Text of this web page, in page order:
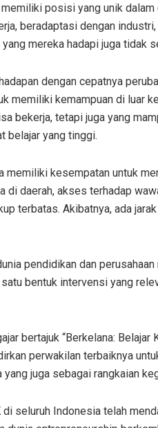
posisi yang unik
beradaptasi dengan
yang mereka hadapi juga tidak
dengan cepatnya
memiliki kemampuan di luar
bekerja, tetapi juga yang
belajar yang tinggi.
kesempatan untuk
di daerah, akses terhadap
terbatas. Akibatnya, ada
pendidikan dan
bentuk intervensi yang
bertajuk “Berkelana:
perwakilan terbaiknya
juga sebagai rangkaian
seluruh Indonesia telah